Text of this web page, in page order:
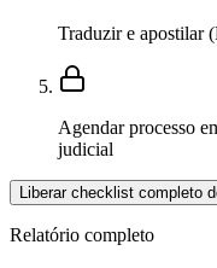
Traduzir e apostilar
Agendar processo
judicial
Liberar checklist completo
Relatório completo